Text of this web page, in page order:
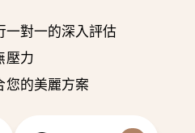
一對一的深入評估
壓力
您的美麗方案